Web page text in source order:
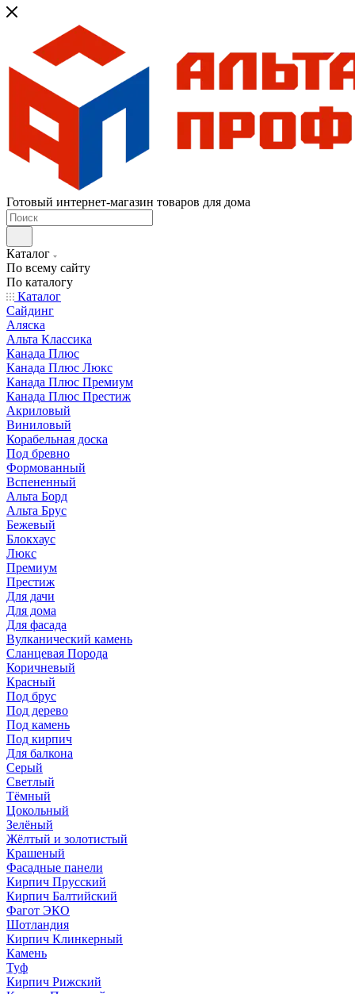
Готовый интернет-магазин товаров для дома
Каталог
По всему сайту
По каталогу
Каталог
Сайдинг
Аляска
Альта Классика
Канада Плюс
Канада Плюс Люкс
Канада Плюс Премиум
Канада Плюс Престиж
Акриловый
Виниловый
Корабельная доска
Под бревно
Формованный
Вспененный
Альта Борд
Альта Брус
Бежевый
Блокхаус
Люкс
Премиум
Престиж
Для дачи
Для дома
Для фасада
Вулканический камень
Сланцевая Порода
Коричневый
Красный
Под брус
Под дерево
Под камень
Под кирпич
Для балкона
Серый
Светлый
Тёмный
Цокольный
Зелёный
Жёлтый и золотистый
Крашеный
Фасадные панели
Кирпич Прусский
Кирпич Балтийский
Фагот ЭКО
Шотландия
Кирпич Клинкерный
Камень
Туф
Кирпич Рижский